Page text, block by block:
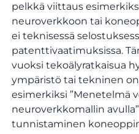
pelkkä viittaus
neuroverkkoon tai
ei teknisessä
patenttivaatimuksissa.
vuoksi tekoälyratkaisua
ympäristö tai tekninen
esimerkiksi ”Menetelmä
neuroverkkomallin
tunnistaminen